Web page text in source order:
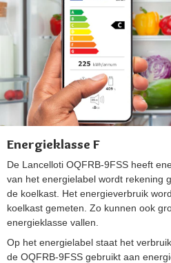
Energieklasse F
De Lancelloti OQFRB-9FSS heeft
van het energielabel wordt rekening
de koelkast. Het energieverbruik
koelkast gemeten. Zo kunnen ook
energieklasse vallen.
Op het energielabel staat het
de OQFRB-9FSS gebruikt aan